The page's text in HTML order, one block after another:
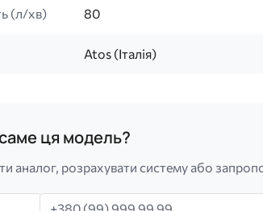
(л/хв) 80
Atos (Італія)
ця модель?
аналог, розрахувати систему або
Телефон